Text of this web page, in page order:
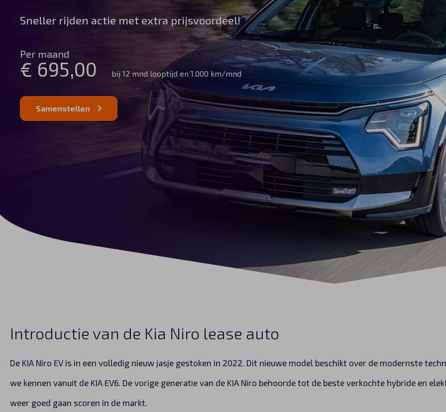
Sneller rijden actie met extra prijsvoordeel!
Per maand
€ 695,00 bij 12 mnd looptijd en 1.000 km/mnd
Samenstellen
Introductie van de Kia Niro lease auto
De KIA Niro EV is in een volledig nieuw jasje gestoken in 2022. Dit nieuwe model beschikt over de modernste
we kennen vanuit de KIA EV6. De vorige generatie van de KIA Niro behoorde tot de beste verkochte hybride en
weer goed gaan scoren in de markt.
Vragen?
Contact